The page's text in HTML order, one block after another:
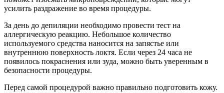
усилить раздражение во время процедуры.
За день до депиляции необходимо провести тест на
аллергическую реакцию. Небольшое количество
используемого средства наносится на запястье или
внутреннюю поверхность локтя. Если через 24 часа не
появилось покраснения или зуда, можно быть уверенным в
безопасности процедуры.
Перед самой процедурой важно правильно подготовить кожу.